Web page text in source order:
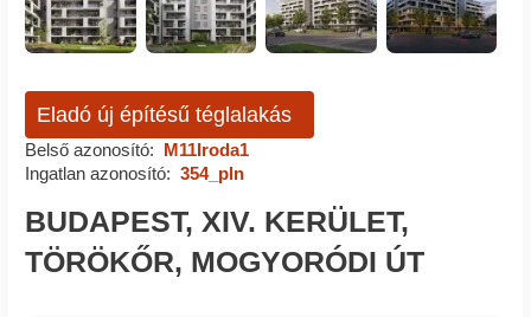
Eladó új építésű téglalakás
Belső azonosító: M11Iroda1
Ingatlan azonosító: 354_pln
BUDAPEST, XIV. KERÜLET,
TÖRÖKŐR, MOGYORÓDI ÚT